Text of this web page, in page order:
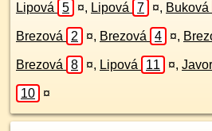
Lipová 5 ¤, Lipová 7 ¤, Buková
Brezová 2 ¤, Brezová 4 ¤,
Brezová 8 ¤, Lipová 11 ¤,
10 ¤